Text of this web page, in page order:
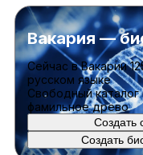
Вакария —
Cейчас в Вакарии
русском языке
Свободный
фамильное древо
Создать
Создать